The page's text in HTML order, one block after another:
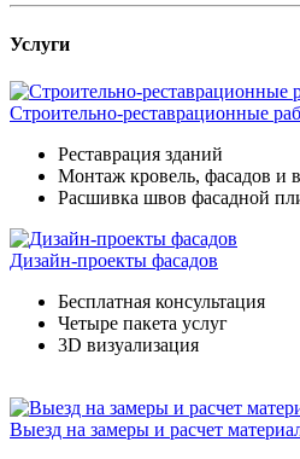
Услуги
Строительно-реставрационные
Реставрация зданий
Монтаж кровель, фасадов и
Расшивка швов фасадной
Дизайн-проекты фасадов
Бесплатная консультация
Четыре пакета услуг
3D визуализация
Выезд на замеры и расчет